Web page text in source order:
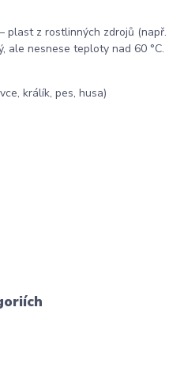
plast z rostlinných zdrojů (např.
ale nesnese teploty nad 60 °C.
králík, pes, husa)